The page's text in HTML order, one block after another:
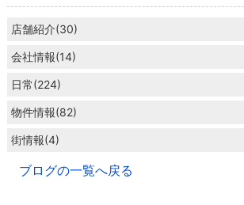
店舗紹介(30)
会社情報(14)
日常(224)
物件情報(82)
街情報(4)
ブログの一覧へ戻る